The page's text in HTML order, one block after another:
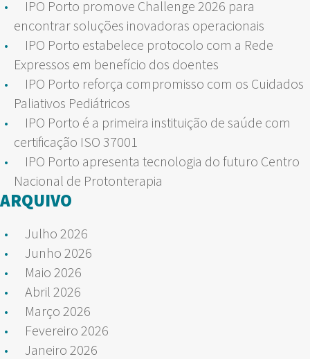
IPO Porto promove Challenge 2026 para
encontrar soluções inovadoras operacionais
IPO Porto estabelece protocolo com a Rede
Expressos em benefício dos doentes
IPO Porto reforça compromisso com os Cuidados
Paliativos Pediátricos
IPO Porto é a primeira instituição de saúde com
certificação ISO 37001
IPO Porto apresenta tecnologia do futuro Centro
Nacional de Protonterapia
ARQUIVO
Julho 2026
Junho 2026
Maio 2026
Abril 2026
Março 2026
Fevereiro 2026
Janeiro 2026